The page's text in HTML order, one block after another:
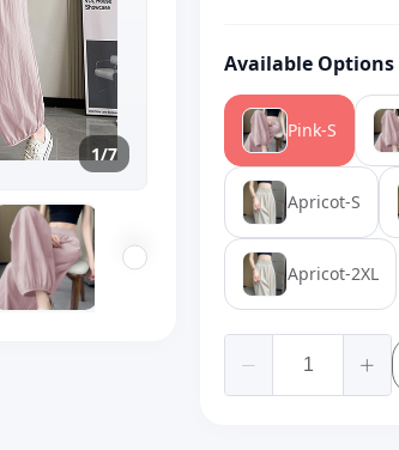
1/7
Available Options
Pink-S
Apricot-S
Apricot-2XL